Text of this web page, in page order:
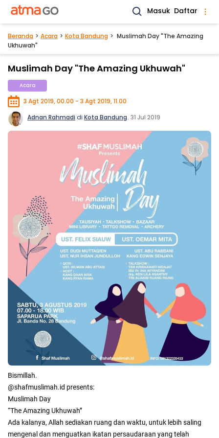
Masuk Daftar
Beranda Acara Kota Bandung
Muslimah Day "The Amazing
Ukhuwah"
Muslimah Day "The Amazing Ukhuwah"
Acara
3 Agt 2019, 00.00 - 3 Agt 2019, 11.00
Adnan Rahmadidi Kota Bandung. 31 Jul 2019
Bismillah.⁣⁣
@shafmuslimah.id presents:⁣⁣
Muslimah Day⁣⁣
“The Amazing Ukhuwah”⁣⁣
Ada kalanya, Allah sediakan ruang dan waktu, untuk lebih saling
mengenal dan menguatkan ikatan persaudaraan yang telah